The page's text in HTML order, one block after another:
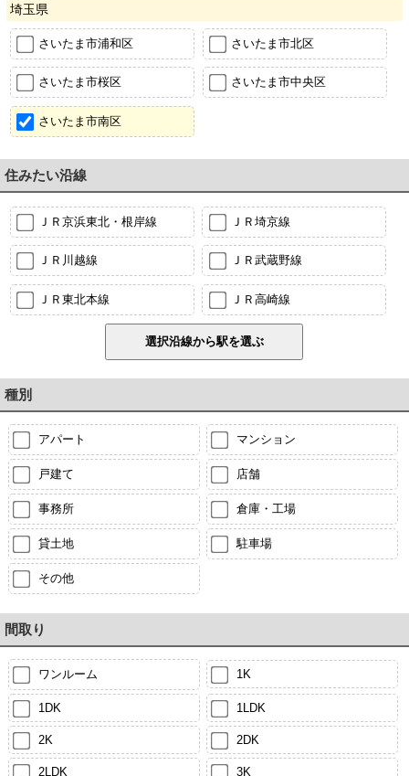
埼玉県
さいたま市浦和区 さいたま市北区
さいたま市桜区 さいたま市中央区
さいたま市南区
住みたい沿線
ＪＲ京浜東北・根岸線 ＪＲ埼京線
ＪＲ川越線 ＪＲ武蔵野線
ＪＲ東北本線 ＪＲ高崎線
種別
アパート マンション
戸建て 店舗
事務所 倉庫・工場
貸土地 駐車場
その他
間取り
ワンルーム 1K
1DK 1LDK
2K 2DK
2LDK 3K